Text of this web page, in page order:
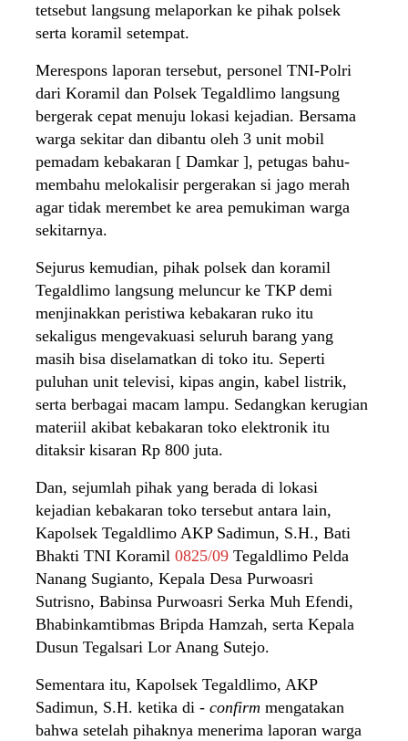
tetsebut langsung melaporkan ke pihak polsek
serta koramil setempat.
Merespons laporan tersebut, personel TNI-Polri
dari Koramil dan Polsek Tegaldlimo langsung
bergerak cepat menuju lokasi kejadian. Bersama
warga sekitar dan dibantu oleh 3 unit mobil
pemadam kebakaran [ Damkar ], petugas bahu-
membahu melokalisir pergerakan si jago merah
agar tidak merembet ke area pemukiman warga
sekitarnya.
Sejurus kemudian, pihak polsek dan koramil
Tegaldlimo langsung meluncur ke TKP demi
menjinakkan peristiwa kebakaran ruko itu
sekaligus mengevakuasi seluruh barang yang
masih bisa diselamatkan di toko itu. Seperti
puluhan unit televisi, kipas angin, kabel listrik,
serta berbagai macam lampu. Sedangkan kerugian
materiil akibat kebakaran toko elektronik itu
ditaksir kisaran Rp 800 juta.
Dan, sejumlah pihak yang berada di lokasi
kejadian kebakaran toko tersebut antara lain,
Kapolsek Tegaldlimo AKP Sadimun, S.H., Bati
Bhakti TNI Koramil 0825/09 Tegaldlimo Pelda
Nanang Sugianto, Kepala Desa Purwoasri
Sutrisno, Babinsa Purwoasri Serka Muh Efendi,
Bhabinkamtibmas Bripda Hamzah, serta Kepala
Dusun Tegalsari Lor Anang Sutejo.
Sementara itu, Kapolsek Tegaldlimo, AKP
Sadimun, S.H. ketika di - confirm mengatakan
bahwa setelah pihaknya menerima laporan warga